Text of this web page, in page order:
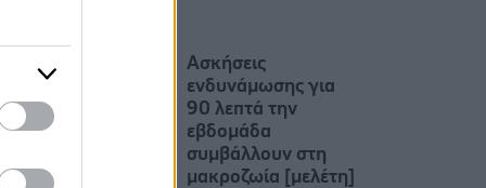
Ασκήσεις
ενδυνάμωσης για
90 λεπτά την
εβδομάδα
συμβάλλουν στη
μακροζωία [μελέτη]